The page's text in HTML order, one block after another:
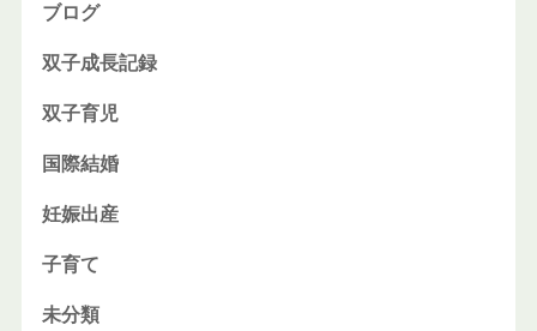
ブログ
双子成長記録
双子育児
国際結婚
妊娠出産
子育て
未分類